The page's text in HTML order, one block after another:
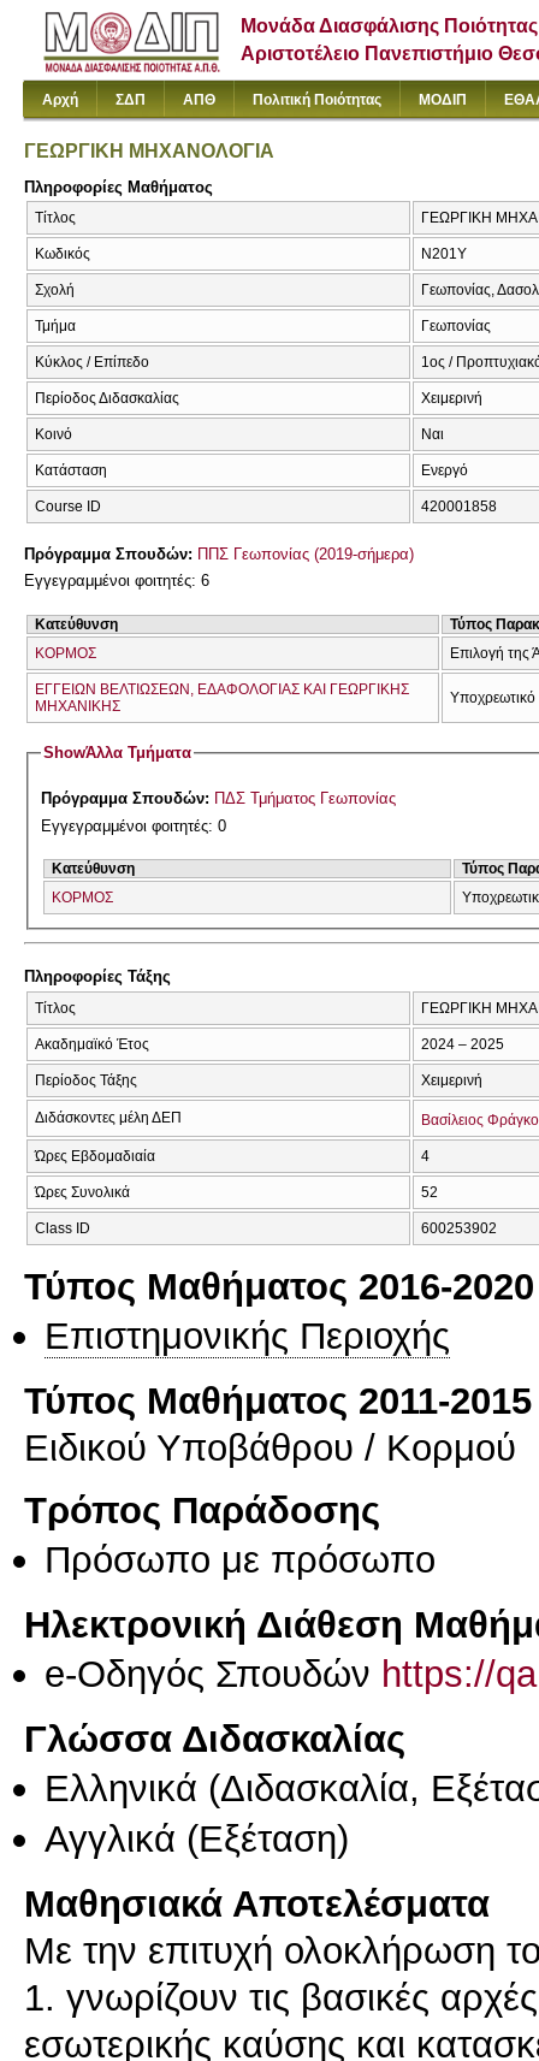
Μονάδα Διασφάλισης Ποιότητας
Αριστοτέλειο Πανεπιστήμιο
Αρχή ΣΔΠ ΑΠΘ Πολιτική Ποιότητας ΜΟΔΙΠ
ΓΕΩΡΓΙΚΗ ΜΗΧΑΝΟΛΟΓΙΑ
Πληροφορίες Μαθήματος
Τίτλος ΓΕΩΡΓΙΚΗ
Κωδικός Ν201Υ
Σχολή Γεωπονίας,
Τμήμα Γεωπονίας
Κύκλος / Επίπεδο 1ος /
Περίοδος Διδασκαλίας Χειμερινή
Κοινό Ναι
Κατάσταση Ενεργό
Course ID 420001858
Πρόγραμμα Σπουδών: ΠΠΣ Γεωπονίας (2019-σήμερα)
Εγγεγραμμένοι φοιτητές: 6
Κατεύθυνση
Τύπος
ΚΟΡΜΟΣ
Επιλογή της
ΕΓΓΕΙΩΝ ΒΕΛΤΙΩΣΕΩΝ, ΕΔΑΦΟΛΟΓΙΑΣ ΚΑΙ ΓΕΩΡΓΙΚΗΣ
ΜΗΧΑΝΙΚΗΣ
ShowΆλλα Τμήματα
Πρόγραμμα Σπουδών: ΠΔΣ Τμήματος Γεωπονίας
Εγγεγραμμένοι φοιτητές: 0
Κατεύθυνση
Τύπος
ΚΟΡΜΟΣ
Πληροφορίες Τάξης
Τίτλος ΓΕΩΡΓΙΚΗ
Ακαδημαϊκό Έτος 2024 – 2025
Περίοδος Τάξης Χειμερινή
Διδάσκοντες μέλη ΔΕΠ Βασίλειος
Ώρες Εβδομαδιαία 4
Ώρες Συνολικά 52
Class ID 600253902
Τύπος Μαθήματος 2016-2020
Επιστημονικής Περιοχής
Τύπος Μαθήματος 2011-2015
Ειδικού Υποβάθρου / Κορμού
Τρόπος Παράδοσης
Πρόσωπο με πρόσωπο
Ηλεκτρονική Διάθεση
e-Οδηγός Σπουδών https://
Γλώσσα Διδασκαλίας
Ελληνικά (Διδασκαλία,
Αγγλικά (Εξέταση)
Μαθησιακά Αποτελέσματα
Με την επιτυχή ολοκλήρωση
1. γνωρίζουν τις βασικές
εσωτερικής καύσης και